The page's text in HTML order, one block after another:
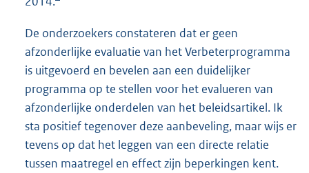
De onderzoekers constateren dat er geen
afzonderlijke evaluatie van het Verbeterprogramma
is uitgevoerd en bevelen aan een duidelijker
programma op te stellen voor het evalueren van
afzonderlijke onderdelen van het beleidsartikel. Ik
sta positief tegenover deze aanbeveling, maar wijs er
tevens op dat het leggen van een directe relatie
tussen maatregel en effect zijn beperkingen kent.